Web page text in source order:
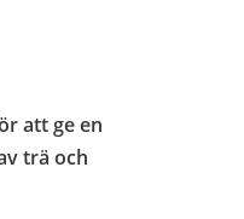
att ge en
trä och